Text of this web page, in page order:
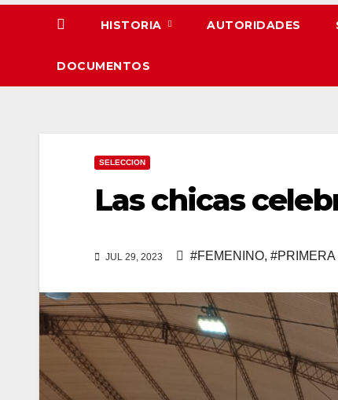
HISTORIA AUTORIDADES
DOCUMENTOS
SELECCION
Las chicas
JUL 29, 2023 #FEMENINO, #PRIMERA